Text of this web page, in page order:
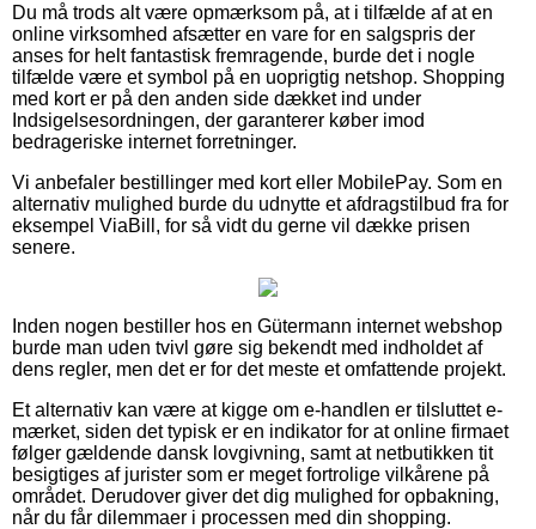
Du må trods alt være opmærksom på, at i tilfælde af at en
online virksomhed afsætter en vare for en salgspris der
anses for helt fantastisk fremragende, burde det i nogle
tilfælde være et symbol på en uoprigtig netshop. Shopping
med kort er på den anden side dækket ind under
Indsigelsesordningen, der garanterer køber imod
bedrageriske internet forretninger.
Vi anbefaler bestillinger med kort eller MobilePay. Som en
alternativ mulighed burde du udnytte et afdragstilbud fra for
eksempel ViaBill, for så vidt du gerne vil dække prisen
senere.
Inden nogen bestiller hos en Gütermann internet webshop
burde man uden tvivl gøre sig bekendt med indholdet af
dens regler, men det er for det meste et omfattende projekt.
Et alternativ kan være at kigge om e-handlen er tilsluttet e-
mærket, siden det typisk er en indikator for at online firmaet
følger gældende dansk lovgivning, samt at netbutikken tit
besigtiges af jurister som er meget fortrolige vilkårene på
området. Derudover giver det dig mulighed for opbakning,
når du får dilemmaer i processen med din shopping.